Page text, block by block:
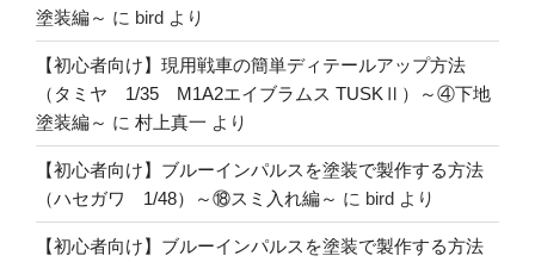
塗装編～ に bird より
【初心者向け】現用戦車の簡単ディテールアップ方法
（タミヤ 1/35 M1A2エイブラムス TUSKⅡ）～④下地
塗装編～ に 村上真一 より
【初心者向け】ブルーインパルスを塗装で製作する方法
（ハセガワ 1/48）～⑱スミ入れ編～ に bird より
【初心者向け】ブルーインパルスを塗装で製作する方法